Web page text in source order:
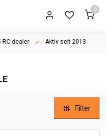
0
RC dealer Aktiv seit 2013
Filter